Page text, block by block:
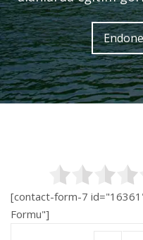
[contact-form-7 id="16361"
Formu"]